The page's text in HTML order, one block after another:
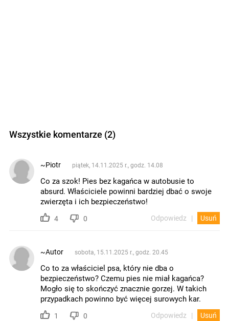
Wszystkie komentarze (2)
~Piotr piątek, 14.11.2025 r., godz. 14.08
Co za szok! Pies bez kagańca w autobusie to
absurd. Właściciele powinni bardziej dbać o swoje
zwierzęta i ich bezpieczeństwo!
4 0 Odpowiedz Usuń
~Autor sobota, 15.11.2025 r., godz. 20.45
Co to za właściciel psa, który nie dba o
bezpieczeństwo? Czemu pies nie miał kagańca?
Mogło się to skończyć znacznie gorzej. W takich
przypadkach powinno być więcej surowych kar.
1 0 Odpowiedz Usuń